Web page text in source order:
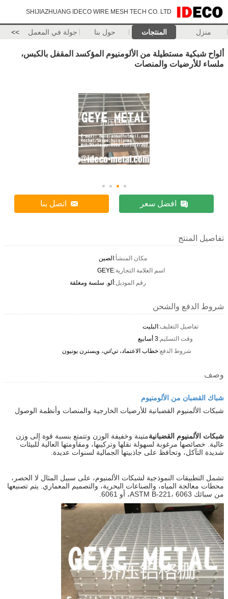
SHIJIAZHUANG IDECO WIRE MESH TECH CO. LTD
منزل المنتجات حول بنا جولة في المعمل >>
ألواح شبكية مستطيلة من الألومنيوم المؤكسد المقفل بالكبس،
ملساء للأرضيات والمنصات
افضل سعر اتصل بنا
تفاصيل المنتج
مكان المنشأ:الصين
اسم العلامة التجارية:GEYE
رقم الموديل:ألو. سلسة ومغلقة
شروط الدفع والشحن
تفاصيل التغليف:البليت
وقت التسليم:3 أسابيع
شروط الدفع:خطاب الاعتماد، تي/تي، ويسترن يونيون
وصف
شباك القضبان من الألومنيوم
شبكات الألمنيوم القضبانية للأرضيات الخارجية والمنصات وأنظمة الوصول
شبكات الألمنيوم القضبانيةمتينة وخفيفة الوزن وتتمتع بنسبة قوة إلى وزن
عالية. خصائصها مرغوبة لسهولة نقلها وتركيبها، ومقاومتها العالية للبيئات
شديدة التآكل، وتحافظ على جاذبيتها الجمالية لسنوات عديدة.
تشمل التطبيقات النموذجية لشبكات الألمنيوم، على سبيل المثال لا الحصر،
محطات معالجة المياه، والصناعات البحرية، والتصميم المعماري. يتم تصنيعها
من سبائك ASTM B-221، 6063، أو 6061.